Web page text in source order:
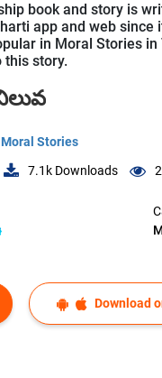
book and story is
app and web
in Moral Stories
this story.
Stories
7.1k Downloads
Download